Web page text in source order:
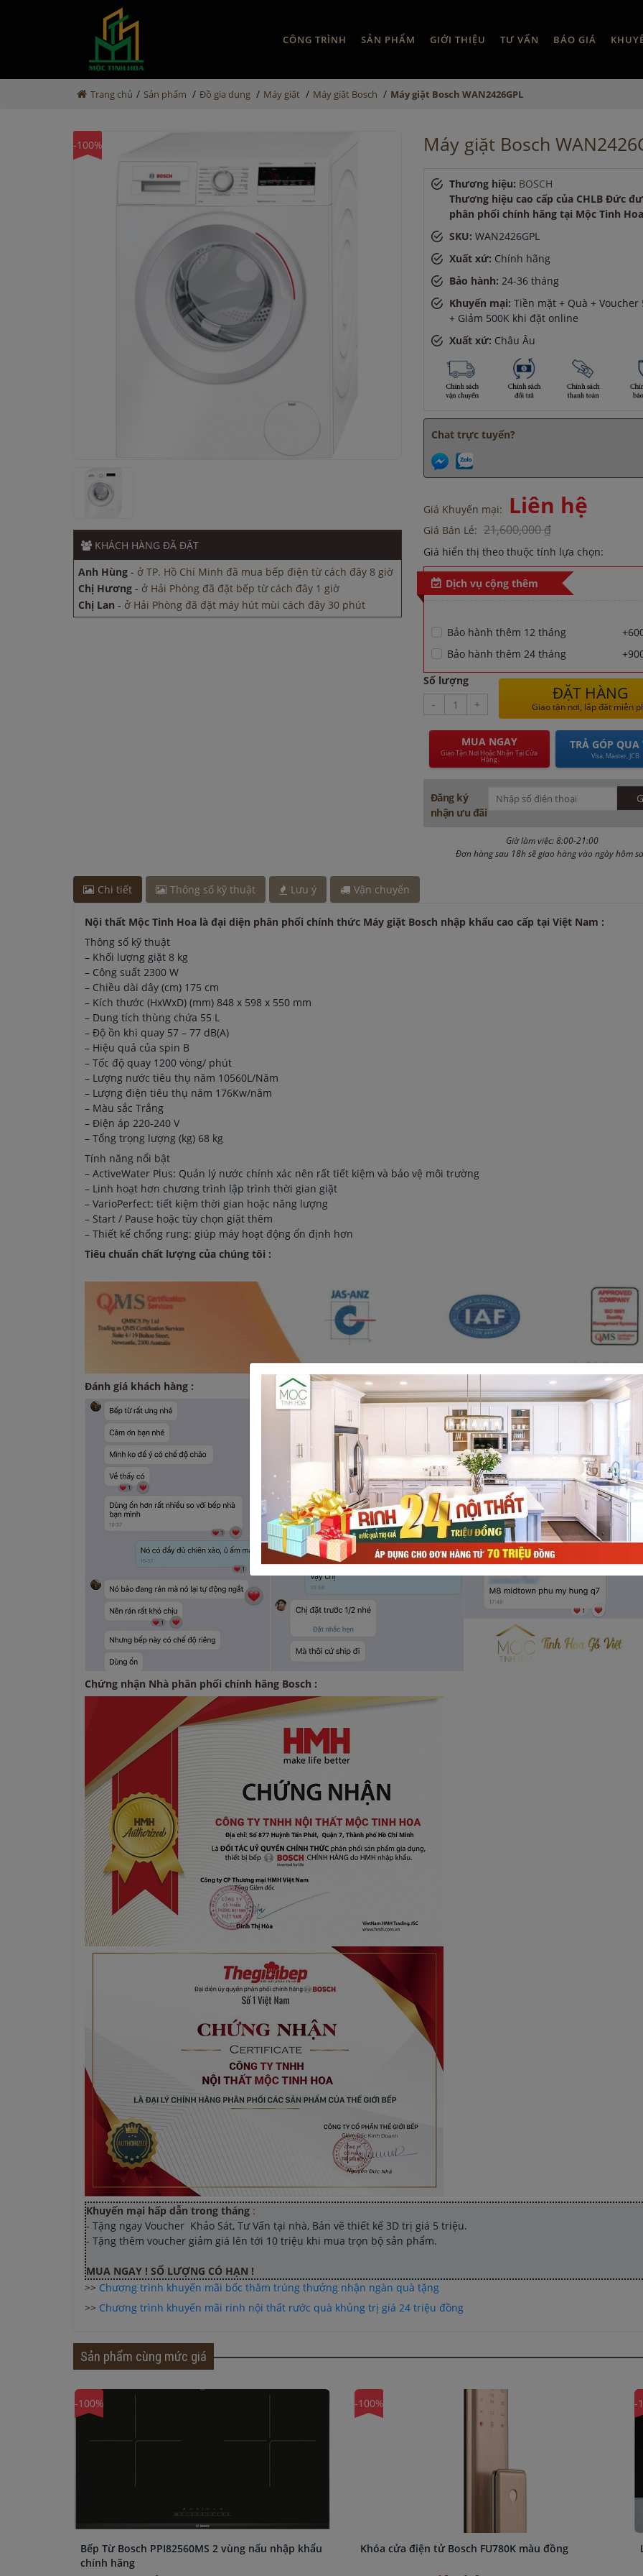
CÔNG TRÌNH SẢN PHẨM GIỚI THIỆU TƯ VẤN BÁO GIÁ
Trang chủ / Sản phẩm / Đồ gia dụng / Máy giặt / Máy giặt Bosch / Máy giặt Bosch WAN2426GPL
-100%
KHÁCH HÀNG ĐÃ ĐẶT
Chị Hương
Chị Lan
Anh Tuấn - ở Bình Dương đã mua máy sấy bát cách đây 45 phút
Anh Hùng
ở TP. Hồ Chí Minh đã mua bếp điện từ cách đây 8 giờ
Chị Hương -ở Hải Phòng đã đặt bếp từ cách đây 1 giờ
Chị Lan-ở Hải Phòng đã đặt máy hút mùi cách đây 30 phút
Chị Lan - ở Bắc Ninh đã đặt máy hút mùi cách đây 1 giờ
Anh Tuấn-ở Bình Dương đã mua máy sấy bát cách đây 45 phút
Máy giặt Bosch
Thương hiệu: BOSCH
Thương hiệu cao cấp của CHLB Đức
phân phối chính hãng tại Mộc Tinh Hoa
SKU: WAN2426GPL
Xuất xứ: Chính hãng
Bảo hành: 24-36 tháng
Khuyến mại: Tiền mặt + Quà + Voucher
+ Giảm 500K khi đặt online
Xuất xứ: Châu Âu
Chat trực tuyến?
Giá Khuyến mại: Liên hệ
Giá Bán Lẻ: 21,600,000 ₫
Giá hiển thị theo thuộc tính lựa chọn:
Dịch vụ cộng thêm
Bảo hành thêm 12 tháng
Bảo hành thêm 24 tháng
Số lượng
-
+
ĐẶT HÀNG
Giao tận nơi, lắp đặt miễn
MUA NGAY
Giao Tận Nơi Hoặc Nhận Tại Cửa
Hàng
TRẢ GÓP QUA
Visa, Master, JCB
Đăng ký
nhận ưu đãi
Giờ làm việc: 8:00-21:00
Đơn hàng sau 18h sẽ giao hàng vào ngày hôm
Chi tiết Thông số kỹ thuật Lưu ý Vận chuyển
Nội thất Mộc Tinh Hoa là đại diện phân phối chính thức Máy giặt Bosch nhập khẩu cao cấp tại Việt Nam :
Thông số kỹ thuật
– Khối lượng giặt 8 kg
– Công suất 2300 W
– Chiều dài dây (cm) 175 cm
– Kích thước (HxWxD) (mm) 848 x 598 x 550 mm
– Dung tích thùng chứa 55 L
– Độ ồn khi quay 57 – 77 dB(A)
– Hiệu quả của spin B
– Tốc độ quay 1200 vòng/ phút
– Lượng nước tiêu thụ năm 10560L/Năm
– Lượng điện tiêu thụ năm 176Kw/năm
– Màu sắc Trắng
– Điện áp 220-240 V
– Tổng trọng lượng (kg) 68 kg
Tính năng nổi bật
– ActiveWater Plus: Quản lý nước chính xác nên rất tiết kiệm và bảo vệ môi trường
– Linh hoạt hơn chương trình lập trình thời gian giặt
– VarioPerfect: tiết kiệm thời gian hoặc năng lượng
– Start / Pause hoặc tùy chọn giặt thêm
– Thiết kế chống rung: giúp máy hoạt động ổn định hơn
Tiêu chuẩn chất lượng của chúng tôi :
Đánh giá khách hàng :
Chứng nhận Nhà phân phối chính hãng Bosch :
Khuyến mại hấp dẫn trong tháng :
- Tặng ngay Voucher Khảo Sát, Tư Vấn tại nhà, Bản vẽ thiết kế 3D trị giá 5 triệu.
- Tặng thêm voucher giảm giá lên tới 10 triệu khi mua trọn bộ sản phẩm.
MUA NGAY ! SỐ LƯỢNG CÓ HẠN !
>> Chương trình khuyến mãi bốc thăm trúng thưởng nhận ngàn quà tặng
>> Chương trình khuyến mãi rinh nội thất rước quà khủng trị giá 24 triệu đồng
Sản phẩm cùng mức giá
-100%
Bếp Từ Bosch PPI82560MS 2 vùng nấu nhập khẩu
chính hãng
-100%
Khóa cửa điện tử Bosch FU780K màu đồng
-